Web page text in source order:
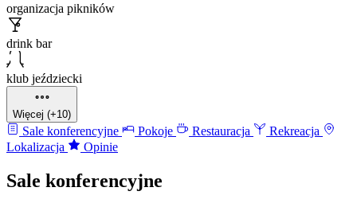
organizacja pikników
drink bar
klub jeździecki
Więcej (+10)
Sale konferencyjne Pokoje Restauracja
Rekreacja
Lokalizacja
Opinie
Sale konferencyjne